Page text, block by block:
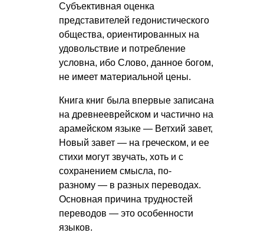
Субъективная оценка
представителей гедонистического
общества, ориентированных на
удовольствие и потребление
условна, ибо Слово, данное богом,
не имеет материальной цены.
Книга книг была впервые записана
на древнееврейском и частично на
арамейском языке — Ветхий завет,
Новый завет — на греческом, и ее
стихи могут звучать, хоть и с
сохранением смысла, по-
разному — в разных переводах.
Основная причина трудностей
переводов — это особенности
языков.